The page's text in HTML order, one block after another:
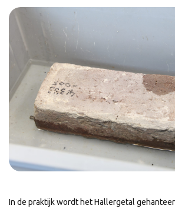
In de praktijk wordt het Hallergetal